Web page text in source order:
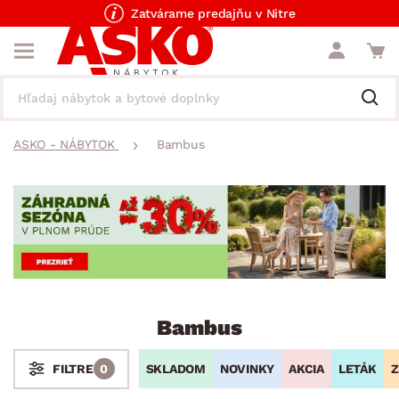
Zatvárame predajňu v Nitre
ASKO - NÁBYTOK Bambus
Bambus
SKLADOM NOVINKY AKCIA LETÁK
FILTRE 0